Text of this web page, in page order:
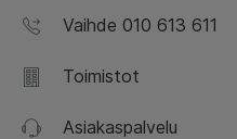
Vaihde 010 613 611
Toimistot
Asiakaspalvelu